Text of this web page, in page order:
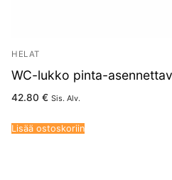
HELAT
WC-lukko pinta-
42.80 € Sis. Alv.
Lisää ostoskoriin